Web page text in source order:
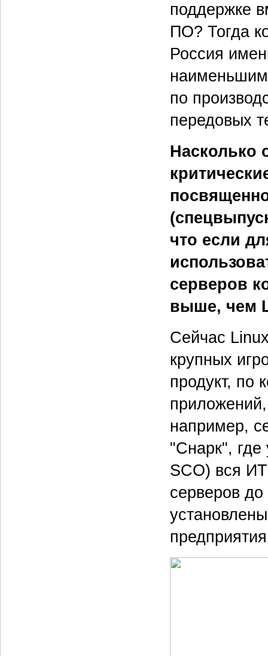
поддержке
ПО? Тогда
Россия
по
передовых
Насколько
что если
серверов
выше, чем
Сейчас
крупных
продукт, по
например,
"Снарк",
SCO) вся
серверов